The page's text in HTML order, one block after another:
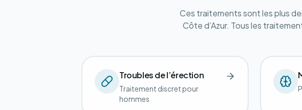
Ces traitements sont les plus
Côte d’Azur. Tous les
Troubles de l’érection
Traitement discret pour
hommes